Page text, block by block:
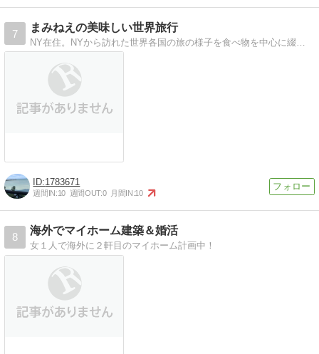
7
まみねえの美味しい世界旅行
NY在住。NYから訪れた世界各国の旅の様子を食べ物を中心に綴ってみたいと思います。
1783671
週間IN:10 週間OUT:0 月間IN:10
8
海外でマイホーム建築＆婚活
女１人で海外に２軒目のマイホーム計画中！